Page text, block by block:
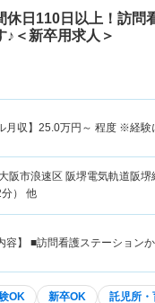
休日110日以上！訪問
♪＜新卒用求人＞
月収】 25.0万円～ 程度 ※経験
阪市浪速区 阪堺電気軌道阪堺
分） 他
容】 ■訪問看護ステーション
OK 新卒OK 託児所・